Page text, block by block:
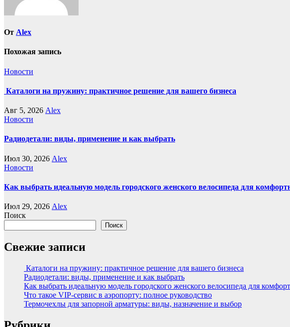
От Alex
Похожая запись
Новости
Каталоги на пружину: практичное решение для вашего бизнеса
Авг 5, 2026 Alex
Новости
Радиодетали: виды, применение и как выбрать
Июл 30, 2026 Alex
Новости
Как выбрать идеальную модель городского женского велосипеда для
Июл 29, 2026 Alex
Поиск
Поиск
Свежие записи
Каталоги на пружину: практичное решение для вашего бизнеса
Радиодетали: виды, применение и как выбрать
Как выбрать идеальную модель городского женского велосипеда для
Что такое VIP-сервис в аэропорту: полное руководство
Термочехлы для запорной арматуры: виды, назначение и выбор